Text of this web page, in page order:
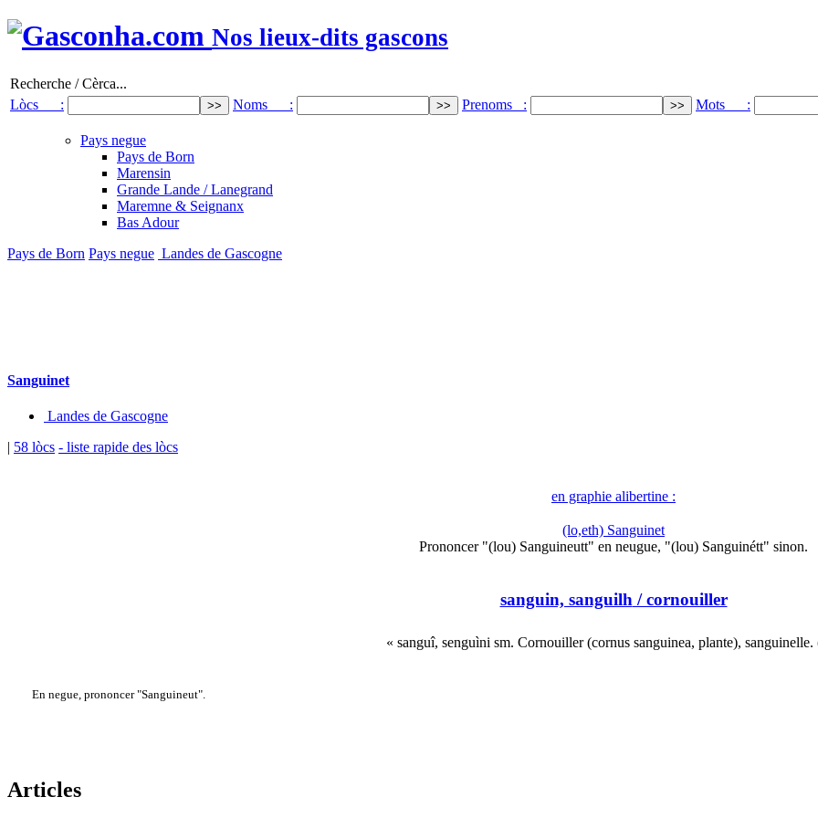
Nos lieux-dits gascons
Recherche / Cèrca...
Lòcs :
Noms : Prenoms : Mots :
Pays negue
Pays de Born
Marensin
Grande Lande / Lanegrand
Maremne & Seignanx
Bas Adour
Pays de Born Pays negue Landes de Gascogne
Sanguinet
Landes de Gascogne
| 58 lòcs - liste rapide des lòcs
en graphie alibertine :
(lo,eth) Sanguinet
Prononcer "(lou) Sanguineutt" en neugue, "(lou) Sanguinétt" sinon.
sanguin, sanguilh / cornouiller
« sanguî, senguìni sm. Cornouiller (cornus sanguinea, plante),
En negue, prononcer "Sanguineut".
Articles